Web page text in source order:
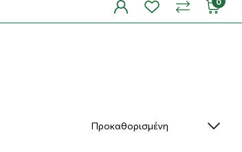
profilewishlistcompare